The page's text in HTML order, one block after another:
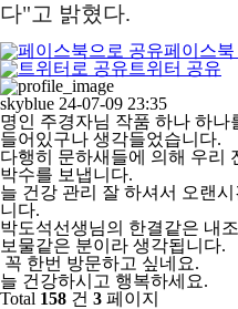
다"고 밝혔다.
페이스북
트위터 공유
댓
글
목
록
skyblue
님
의
댓
글
skyblue 24-07-09 23:35
명인 주경자님 작품 하나 하나
들어있구나 생각들었습니다.
다행히 문하새들에 의해 우리
박수를 보냅니다.
늘 건강 관리 잘 하셔서 오랜
니다.
박도석선생님의 한결같은 내
보물같은 분이라 생각됩니다.
꼭 한번 방문하고 싶네요.
늘 건강하시고 행복하세요.
Total 158 건 3 페이지